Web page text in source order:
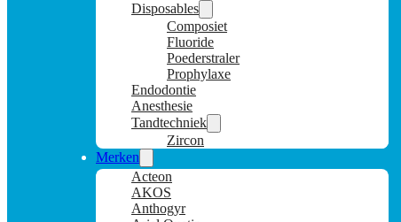
Disposables
Composiet
Fluoride
Poederstraler
Prophylaxe
Endodontie
Anesthesie
Tandtechniek
Zircon
Merken
Acteon
AKOS
Anthogyr